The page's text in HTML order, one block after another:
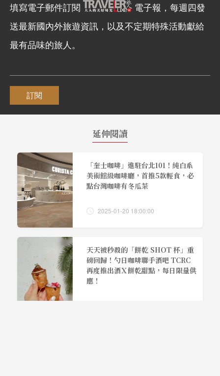
填寫電子郵件訂閱
電子報，每週四發
送最新國內外旅遊資訊，以及不定期特殊活動獻給
最有品味的旅人。
訂閱
延伸閱讀
「奎士咖啡」進駐台北101！純白系
美術館級咖啡廳，首推5款輕食，必
點台灣咖啡有冬瓜茶
2025-01-20 18:00:00
天天被秒殺的「餅乾 SHOT 杯」重
磅回歸！勺日咖啡聯手酒吧 TCRC
再度推出酒Ｘ餅乾甜點，每日限量供
應！